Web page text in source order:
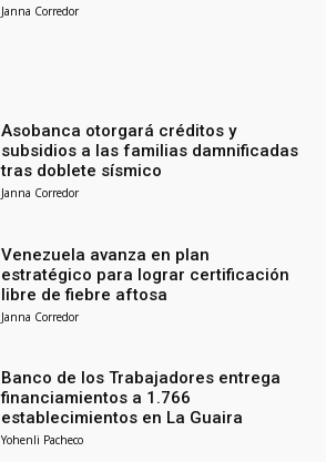
Janna Corredor
Asobanca otorgará créditos y
subsidios a las familias damnificadas
tras doblete sísmico
Janna Corredor
Venezuela avanza en plan
estratégico para lograr certificación
libre de fiebre aftosa
Janna Corredor
Banco de los Trabajadores entrega
financiamientos a 1.766
establecimientos en La Guaira
Yohenli Pacheco